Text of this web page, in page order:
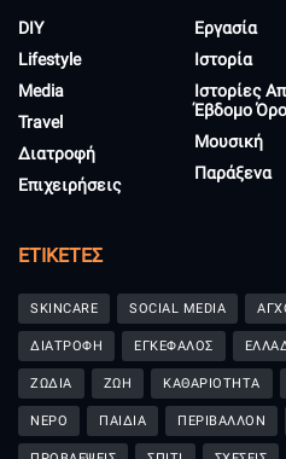
DIY
Lifestyle
Media
Travel
Διατροφή
Επιχειρήσεις
Εργασία
Ιστορία
Ιστορίες
Έβδομο
Μουσική
Παράξενα
ΕΤΙΚΈΤΕΣ
SKINCARE SOCIAL MEDIA
ΔΙΑΤΡΟΦΗ ΕΓΚΕΦΑΛΟΣ
ΖΩΔΙΑ ΖΩΗ ΚΑΘΑΡΙΟΤΗΤΑ
ΝΕΡΟ ΠΑΙΔΙΑ ΠΕΡΙΒΑΛΛΟΝ